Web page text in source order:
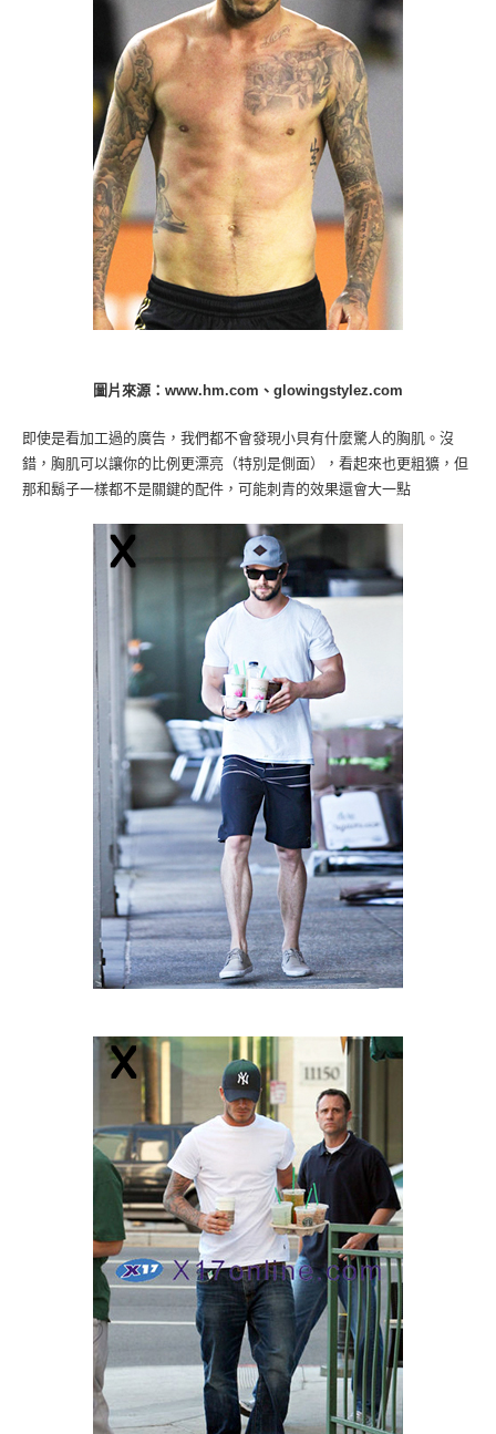
圖片來源：www.hm.com、glowingstylez.com
即使是看加工過的廣告，我們都不會發現小貝有什麼驚人的胸肌。沒
錯，胸肌可以讓你的比例更漂亮（特別是側面），看起來也更粗獷，但
那和鬍子一樣都不是關鍵的配件，可能刺青的效果還會大一點